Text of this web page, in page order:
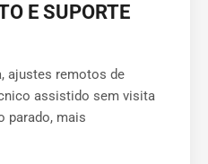
E SUPORTE
ajustes remotos de
assistido sem visita
parado, mais